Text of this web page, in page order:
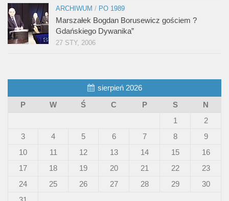
ARCHIWUM / PO 1989
Marszałek Bogdan Borusewicz gościem ?
Gdańskiego Dywanika”
27 STY, 2006
sierpień 2026
P
W Ś C P S
N
1
2
3
4 5 6 7 8
9
10
11 12 13 14 15
16
17
18 19 20 21 22
23
24
25 26 27 28 29
30